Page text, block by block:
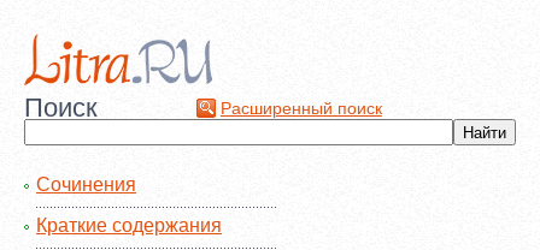
Поиск Расширенный поиск
Сочинения
Краткие содержания